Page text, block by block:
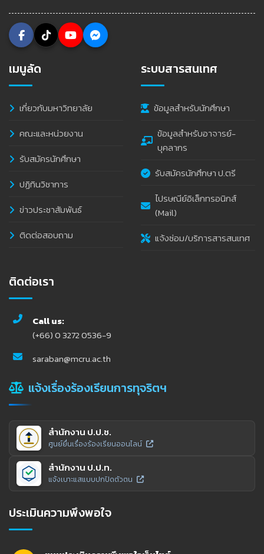
เมนูลัด
เกี่ยวกับมหาวิทยาลัย
คณะและหน่วยงาน
รับสมัครนักศึกษา
ปฏิทินวิชาการ
ข่าวประชาสัมพันธ์
ติดต่อสอบถาม
ระบบสารสนเทศ
ข้อมูลสำหรับนักศึกษา
ข้อมูลสำหรับอาจารย์-
บุคลากร
รับสมัครนักศึกษา ป.ตรี
ไปรษณีย์อิเล็กทรอนิกส์
(Mail)
แจ้งซ่อม/บริการสารสนเทศ
ติดต่อเรา
Call us:
(+66) 0 3272 0536-9
saraban@mcru.ac.th
แจ้งเรื่องร้องเรียนการทุจริตฯ
สำนักงาน ป.ป.ช.
ศูนย์ยื่นเรื่องร้องเรียนออนไลน์
สำนักงาน ป.ป.ท.
แจ้งเบาะแสแบบปกปิดตัวตน
ประเมินความพึงพอใจ